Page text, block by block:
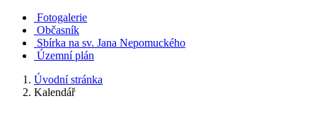
Fotogalerie
Občasník
Sbírka na sv. Jana Nepomuckého
Územní plán
Úvodní stránka
Kalendář